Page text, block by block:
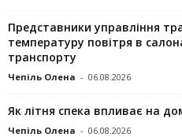
Представники управління
температуру повітря в
транспорту
Чепіль Олена - 06.08.2026
Як літня спека впливає на
Чепіль Олена - 06.08.2026